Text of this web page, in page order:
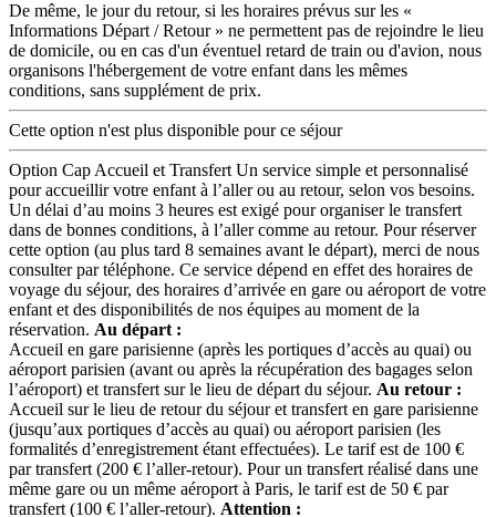
De même, le jour du retour, si les horaires prévus sur les «
Informations Départ / Retour » ne permettent pas de rejoindre le lieu
de domicile, ou en cas d'un éventuel retard de train ou d'avion, nous
organisons l'hébergement de votre enfant dans les mêmes
conditions, sans supplément de prix.
Cette option n'est plus disponible pour ce séjour
Option Cap Accueil et Transfert Un service simple et personnalisé
pour accueillir votre enfant à l’aller ou au retour, selon vos besoins.
Un délai d’au moins 3 heures est exigé pour organiser le transfert
dans de bonnes conditions, à l’aller comme au retour. Pour réserver
cette option (au plus tard 8 semaines avant le départ), merci de nous
consulter par téléphone. Ce service dépend en effet des horaires de
voyage du séjour, des horaires d’arrivée en gare ou aéroport de votre
enfant et des disponibilités de nos équipes au moment de la
réservation. Au départ :
Accueil en gare parisienne (après les portiques d’accès au quai) ou
aéroport parisien (avant ou après la récupération des bagages selon
l’aéroport) et transfert sur le lieu de départ du séjour. Au retour :
Accueil sur le lieu de retour du séjour et transfert en gare parisienne
(jusqu’aux portiques d’accès au quai) ou aéroport parisien (les
formalités d’enregistrement étant effectuées). Le tarif est de 100 €
par transfert (200 € l’aller-retour). Pour un transfert réalisé dans une
même gare ou un même aéroport à Paris, le tarif est de 50 € par
transfert (100 € l’aller-retour). Attention :